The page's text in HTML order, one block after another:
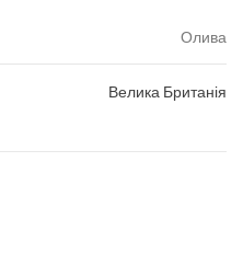
Олива
Велика Британія